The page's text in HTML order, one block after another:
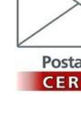
SOSTENIBILITÀ